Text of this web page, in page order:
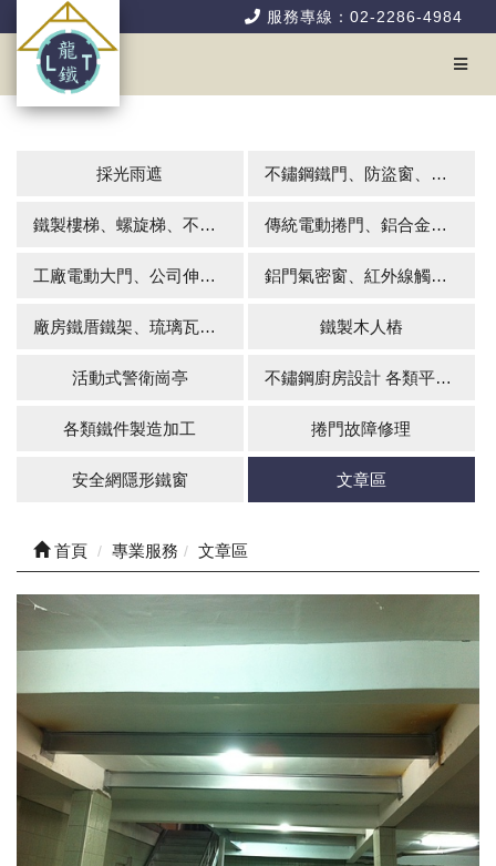
服務專線：02-2286-4984
採光雨遮 不鏽鋼鐵門、防盜窗、花架、硫化銅門
鐵製樓梯、螺旋梯、不銹鋼扶手、欄杆 傳統電動捲門、鋁合金快速捲門
工廠電動大門、公司伸縮大門、伸縮門系列 鋁門氣密窗、紅外線觸控式自動玻璃門
廠房鐵厝鐵架、琉璃瓦牆板組合屋、屋頂防漏無壁式雨棚、矽酸鋁板輕鋼室內隔間 鐵製木人樁
活動式警衛崗亭 不鏽鋼廚房設計 各類平台施工
各類鐵件製造加工 捲門故障修理
安全網隱形鐵窗 文章區
首頁 專業服務 文章區